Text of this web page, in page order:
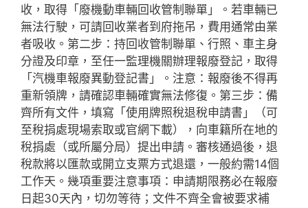
收，取得「廢機動車輛回收管制聯單」。若車輛已
無法行駛，可請回收業者到府拖吊，費用通常由業
者吸收。第二步：持回收管制聯單、行照、車主身
分證及印章，至任一監理機關辦理報廢登記，取得
「汽機車報廢異動登記書」。注意：報廢後不得再
重新領牌，請確認車輛確實無法修復。第三步：備
齊所有文件，填寫「使用牌照稅退稅申請書」（可
至稅捐處現場索取或官網下載），向車籍所在地的
稅捐處（或所屬分局）提出申請。審核通過後，退
稅款將以匯款或開立支票方式退還，一般約需14個
工作天。幾項重要注意事項：申請期限務必在報廢
日起30天內，切勿等待；文件不齊全會被要求補